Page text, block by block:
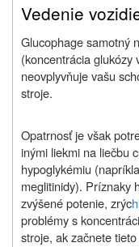
Vedenie
Glucophage samotný
(koncentrácia glukózy
neovplyvňuje vašu
stroje.
Opatrnosť je však
inými liekmi na liečbu
hypoglykémiu
meglitinidy). Príznaky
zvýšené potenie, zrýc
problémy s
stroje, ak začnete